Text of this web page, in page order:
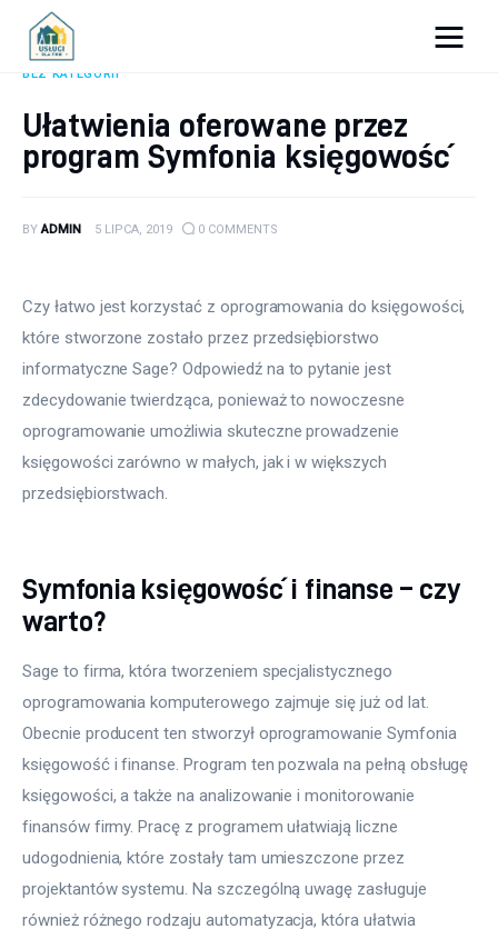
Prowadzenie firmy
Urządzanie biura
Marketing firm
Atrakcje
Prawo
Pozostałe
BEZ KATEGORII
Ułatwienia oferowane przez
program Symfonia księgowość
BY ADMIN 5 LIPCA, 2019 0 COMMENTS
Czy łatwo jest korzystać z oprogramowania do księgowości,
które stworzone zostało przez przedsiębiorstwo
informatyczne Sage? Odpowiedź na to pytanie jest
zdecydowanie twierdząca, ponieważ to nowoczesne
oprogramowanie umożliwia skuteczne prowadzenie
księgowości zarówno w małych, jak i w większych
przedsiębiorstwach.
Symfonia księgowość i finanse – czy
warto?
Sage to firma, która tworzeniem specjalistycznego
oprogramowania komputerowego zajmuje się już od lat.
Obecnie producent ten stworzył oprogramowanie Symfonia
księgowość i finanse. Program ten pozwala na pełną obsługę
księgowości, a także na analizowanie i monitorowanie
finansów firmy. Pracę z programem ułatwiają liczne
udogodnienia, które zostały tam umieszczone przez
projektantów systemu. Na szczególną uwagę zasługuje
również różnego rodzaju automatyzacja, która ułatwia